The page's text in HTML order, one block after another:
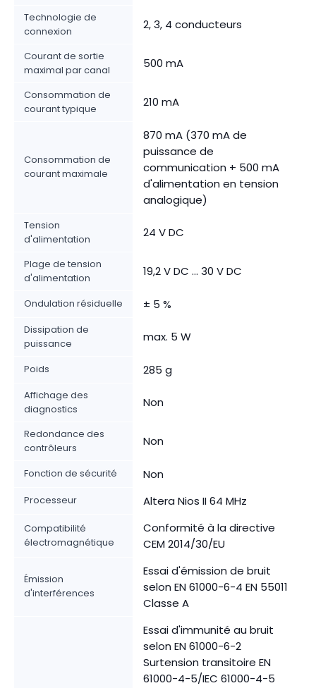
Technologie de
connexion
2, 3, 4 conducteurs
Courant de sortie
maximal par canal
500 mA
Consommation de
courant typique
210 mA
Consommation de
courant maximale
870 mA (370 mA de
puissance de
communication + 500 mA
d'alimentation en tension
analogique)
Tension
d'alimentation
24 V DC
Plage de tension
d'alimentation
19,2 V DC ... 30 V DC
Ondulation résiduelle ± 5 %
Dissipation de
puissance
max. 5 W
Poids 285 g
Affichage des
diagnostics
Non
Redondance des
contrôleurs
Non
Fonction de sécurité Non
Processeur Altera Nios II 64 MHz
Compatibilité
électromagnétique
Conformité à la directive
CEM 2014/30/EU
Émission
d'interférences
Essai d'émission de bruit
selon EN 61000-6-4 EN 55011
Classe A
Essai d'immunité au bruit
selon EN 61000-6-2
Surtension transitoire EN
61000-4-5/IEC 61000-4-5